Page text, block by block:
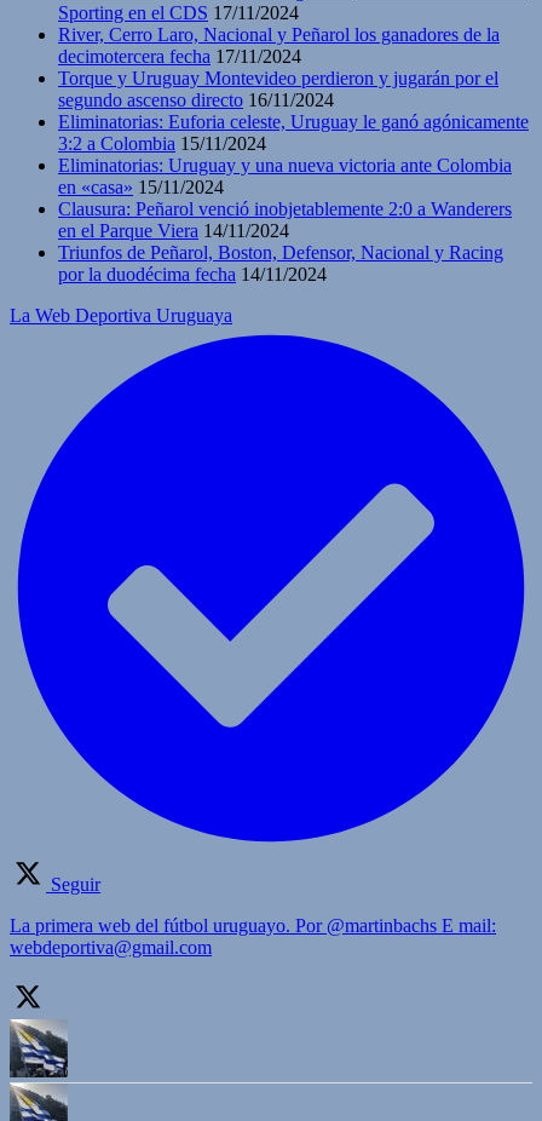
Sporting en el CDS 17/11/2024
River, Cerro Laro, Nacional y Peñarol los ganadores de la
decimotercera fecha 17/11/2024
Torque y Uruguay Montevideo perdieron y jugarán por el
segundo ascenso directo 16/11/2024
Eliminatorias: Euforia celeste, Uruguay le ganó agónicamente
3:2 a Colombia 15/11/2024
Eliminatorias: Uruguay y una nueva victoria ante Colombia
en «casa» 15/11/2024
Clausura: Peñarol venció inobjetablemente 2:0 a Wanderers
en el Parque Viera 14/11/2024
Triunfos de Peñarol, Boston, Defensor, Nacional y Racing
por la duodécima fecha 14/11/2024
La Web Deportiva Uruguaya
Seguir
La primera web del fútbol uruguayo. Por @martinbachs E mail:
webdeportiva@gmail.com